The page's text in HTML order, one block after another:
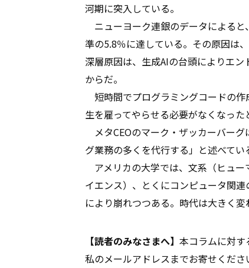
河期に突入している。
ニューヨーク連銀のデータによる
準の5.8％に達している。その原因は
深層原因は、生成AIの台頭によりエ
からだ。
短時間でプログラミングコードの
生を雇ってやらせる必要がなくなった
メタCEOのマーク・ザッカーバー
グ業務の多くを代行する」と述べてい
アメリカの大学では、文系（ヒュ
イエンス）、とくにコンピュータ関
により崩れつつある。時代は大きく変
【読者のみなさまへ】 本コラムに対す
私のメールアドレスまでお寄せくだ